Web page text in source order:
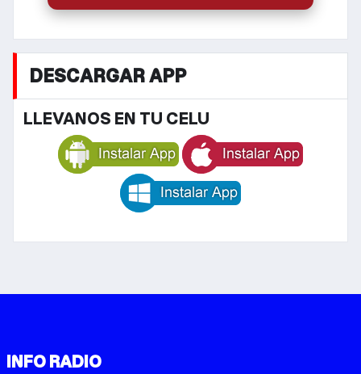
DESCARGAR APP
LLEVANOS EN TU CELU
INFO RADIO